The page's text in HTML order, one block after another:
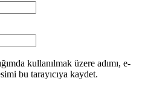
kullanılmak üzere adımı, e-
bu tarayıcıya kaydet.